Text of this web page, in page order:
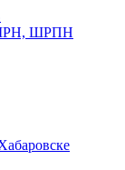
ШРН, ШРПН